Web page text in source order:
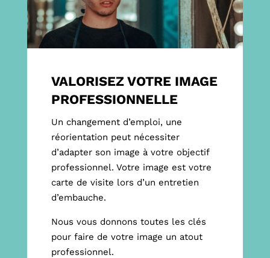
VALORISEZ VOTRE IMAGE
PROFESSIONNELLE
Un changement d’emploi, une
réorientation peut nécessiter
d’adapter son image à votre objectif
professionnel. Votre image est votre
carte de visite lors d’un entretien
d’embauche.
Nous vous donnons toutes les clés
pour faire de votre image un atout
professionnel.